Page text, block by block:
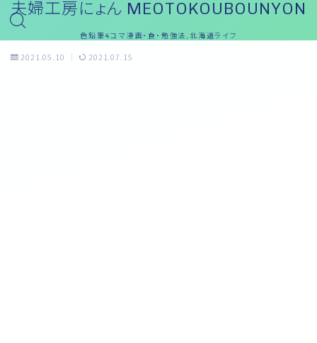
夫婦工房にょん MEOTOKOUBOUNYON
色鉛筆4コマ漫画・食・勉強法,北海道ライフ
2021.05.10 2021.07.15